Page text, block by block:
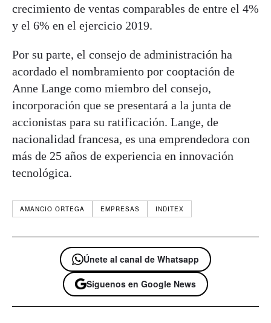
crecimiento de ventas comparables de entre el 4%
y el 6% en el ejercicio 2019.
Por su parte, el consejo de administración ha
acordado el nombramiento por cooptación de
Anne Lange como miembro del consejo,
incorporación que se presentará a la junta de
accionistas para su ratificación. Lange, de
nacionalidad francesa, es una emprendedora con
más de 25 años de experiencia en innovación
tecnológica.
AMANCIO ORTEGA EMPRESAS INDITEX
Únete al canal de Whatsapp
Síguenos en Google News